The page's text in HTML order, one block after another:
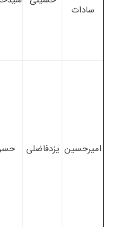
سادات
امیرحسین یزدفاضلی